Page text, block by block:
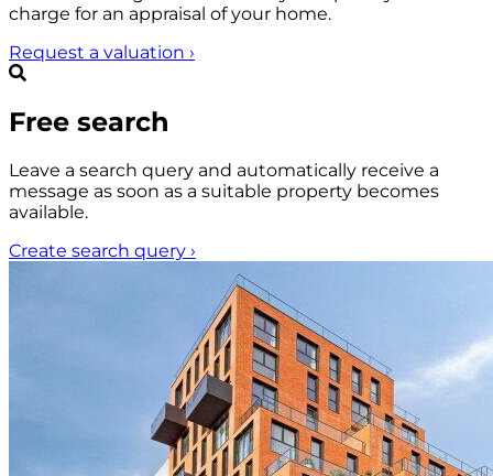
charge for an appraisal of your home.
Request a valuation ›
Free search
Leave a search query and automatically receive a
message as soon as a suitable property becomes
available.
Create search query ›